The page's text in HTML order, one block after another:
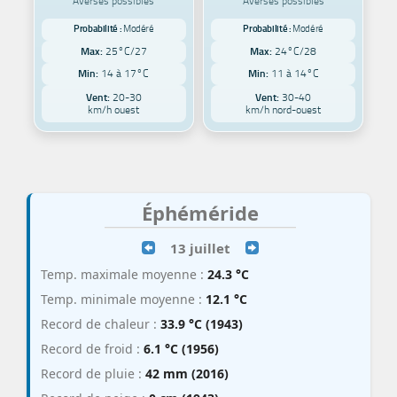
Probabilité : Modéré
Max: 25°C/27
Min: 14 à 17°C
Vent:20-30
km/h ouest
Probabilité : Modéré
Max: 24°C/28
Min: 11 à 14°C
Vent: 30-40
km/h nord-ouest
Éphéméride
13 juillet
Temp. maximale moyenne : 24.3 °C
Temp. minimale moyenne : 12.1 °C
Record de chaleur : 33.9 °C (1943)
Record de froid : 6.1 °C (1956)
Record de pluie : 42 mm (2016)